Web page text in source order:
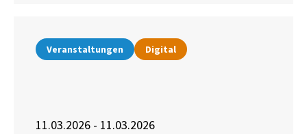
Veranstaltungen Digital
11.03.2026 - 11.03.2026